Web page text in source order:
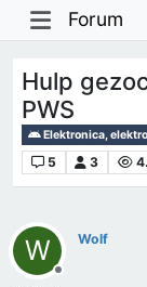
Forum
Hulp
PWS
Elektronica,
5 3
W
Offline
Wolf